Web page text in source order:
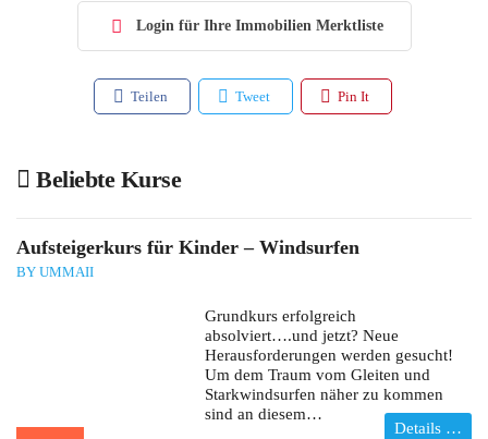
Login für Ihre Immobilien Merktliste
Teilen Tweet Pin It
Beliebte Kurse
Aufsteigerkurs für Kinder – Windsurfen
BY UMMAII
Grundkurs erfolgreich
absolviert….und jetzt? Neue
Herausforderungen werden gesucht!
Um dem Traum vom Gleiten und
Starkwindsurfen näher zu kommen
sind an diesem…
Details …